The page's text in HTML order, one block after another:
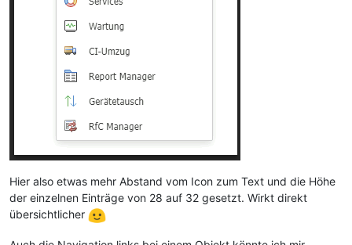
Hier also etwas mehr Abstand vom Icon zum Text und die Höhe
der einzelnen Einträge von 28 auf 32 gesetzt. Wirkt direkt
übersichtlicher